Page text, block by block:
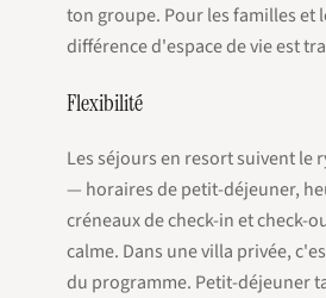
ton groupe. Pour les familles et
différence d'espace de vie est
Flexibilité
Les séjours en resort suivent le
— horaires de petit-déjeuner,
créneaux de check-in et check-
calme. Dans une villa privée,
du programme. Petit-déjeuner